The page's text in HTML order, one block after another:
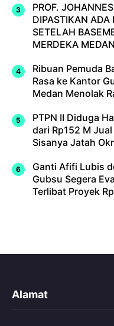
PROF.
DIPASTIKAN ADA
SETELAH
MERDEKA
Ribuan Pemuda
Rasa ke Kantor
Medan Menolak
PTPN II Diduga
dari Rp152 M
Sisanya Jatah
Ganti Afifi Lubis
Gubsu Segera
Terlibat Proyek
Alamat